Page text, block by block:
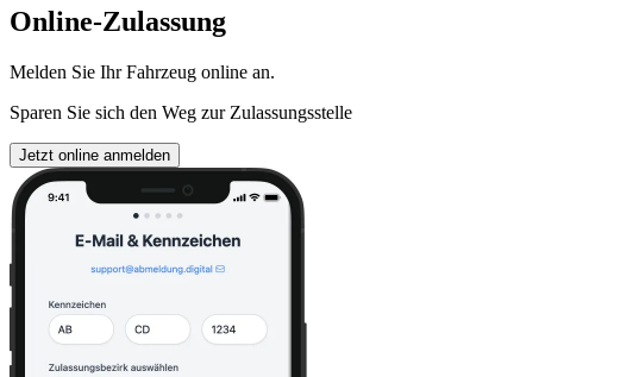
Online-Zulassung
Melden Sie Ihr Fahrzeug online an.
Sparen Sie sich den Weg zur Zulassungsstelle
Jetzt online anmelden